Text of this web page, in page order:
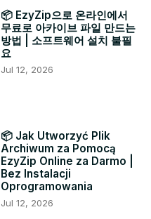
📦 EzyZip으로 온라인에서
무료로 아카이브 파일 만드는
방법 | 소프트웨어 설치 불필
요
Jul 12, 2026
📦 Jak Utworzyć Plik
Archiwum za Pomocą
EzyZip Online za Darmo |
Bez Instalacji
Oprogramowania
Jul 12, 2026